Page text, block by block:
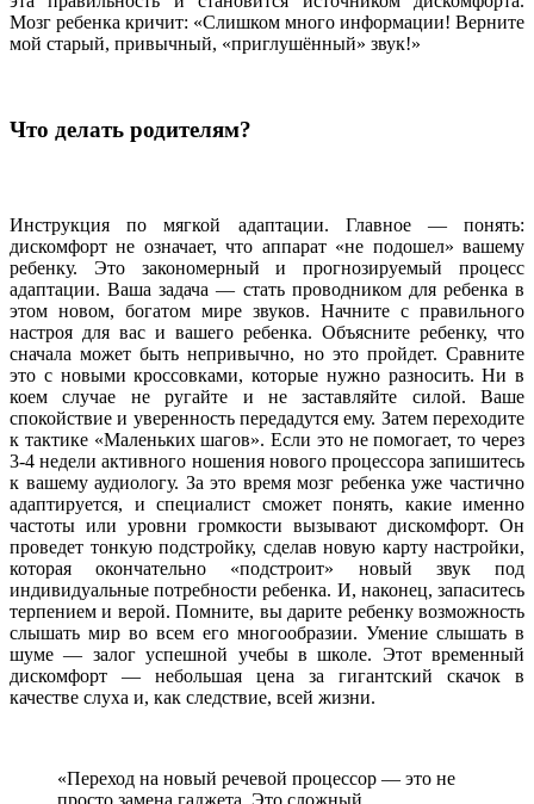
Мозг ребенка кричит: «Слишком много информации! Верните
мой старый, привычный, «приглушённый» звук!»
Что делать родителям?
Инструкция по мягкой адаптации. Главное — понять:
дискомфорт не означает, что аппарат «не подошел» вашему
ребенку. Это закономерный и прогнозируемый процесс
адаптации. Ваша задача — стать проводником для ребенка в
этом новом, богатом мире звуков. Начните с правильного
настроя для вас и вашего ребенка. Объясните ребенку, что
сначала может быть непривычно, но это пройдет. Сравните
это с новыми кроссовками, которые нужно разносить. Ни в
коем случае не ругайте и не заставляйте силой. Ваше
спокойствие и уверенность передадутся ему. Затем переходите
к тактике «Маленьких шагов». Если это не помогает, то через
3-4 недели активного ношения нового процессора запишитесь
к вашему аудиологу. За это время мозг ребенка уже частично
адаптируется, и специалист сможет понять, какие именно
частоты или уровни громкости вызывают дискомфорт. Он
проведет тонкую подстройку, сделав новую карту настройки,
которая окончательно «подстроит» новый звук под
индивидуальные потребности ребенка. И, наконец, запаситесь
терпением и верой. Помните, вы дарите ребенку возможность
слышать мир во всем его многообразии. Умение слышать в
шуме — залог успешной учебы в школе. Этот временный
дискомфорт — небольшая цена за гигантский скачок в
качестве слуха и, как следствие, всей жизни.
«Переход на новый речевой процессор — это не
просто замена гаджета. Это сложный